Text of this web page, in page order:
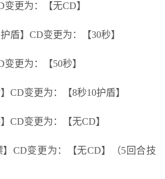
更为：【无CD】
盾】CD变更为：【30秒】
更为：【50秒】
CD变更为：【8秒10护盾】
CD变更为：【无CD】
】CD变更为：【无CD】（5回合技